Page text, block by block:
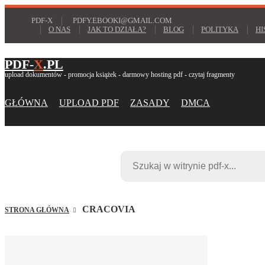
PDF-X
PDFY.EBOOKI@GMAIL.COM
O NAS
JAK TO DZIAŁA? BLOG POLITYKA
PDF-X.PL
upload dokumentów - promocja książek - darmowy hosting pdf - czytaj fragmenty
GŁÓWNA UPLOAD PDF ZASADY DMCA
STRONA GŁÓWNA CRACOVIA